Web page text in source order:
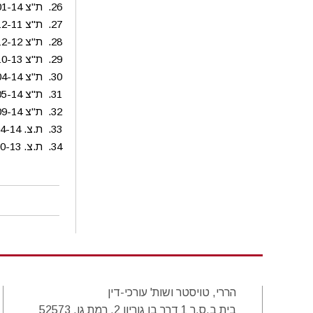
ת"צ 24764-01-14 ש.א.ג ניהול קניונים בע"מ נ' עיריית אשקלון – תובענה ייצוגית בעניין גביית אגרת פינוי אשפה
ת"צ 5609-12-11 אילן עמו נ' מועצה אזורית דרום השרון - תובענה ייצוגית בעניין עיגול שטחים בארנונה
ת"צ 51603-12-12 ליאת היימן נ' עיריית גבעת שמואל - תובענה ייצוגית בעניין גביית ארנונה ואגרת ביוב
ת"צ 19885-10-13 התאחדות התעשיינים בישראל נ' מרכז השלטון המקומי ואח' – תובענה ייצוגית בעניין גביית ארנונה
ת"צ 12235-04-14 איריס מוסקוביץ' נ' הרשות לשמירת הטבע והגנים הלאומיים – תובענה ייצוגית בעניין חיוב אגרות כניסה לאתרים
ת"צ 41205-05-14 רוסק נ' עיריית כפר-סבא - תובענה ייצוגית בעניין ארנונה שטחים משותפים.
ת"צ 48487-09-14 עבד אל פתח נ' עיריית כפר-סבא – תובענה ייצוגית בעילה צרכנית (מתקני מים).
ת.צ. 12235-04-14 איריס מוסקוביץ נ' רשות הטבע והגנים הלאומיים – תובענה בנושא דמי כניסה לשמורות טבע וגנים לאומיים בישראל.
ת.צ. 20357-10-13 אלברט הרוש נ' עיריית כרמיאל – תובענה ייצוגית בנושא יתרות זכות
הררי, טויסטר ושות' עורכי-דין
בית ב.ס.ר 1 דרך בן גוריון 2, רמת גן, 52573